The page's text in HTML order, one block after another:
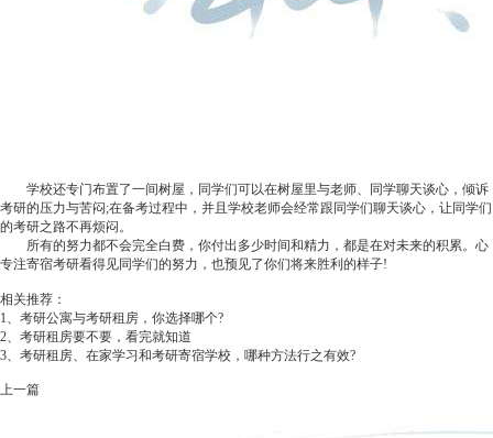
学校还专门布置了一间树屋，同学们可以在树屋里与老师、同学聊天谈心，倾诉
考研的压力与苦闷;在备考过程中，并且学校老师会经常跟同学们聊天谈心，让同学们
的考研之路不再烦闷。
所有的努力都不会完全白费，你付出多少时间和精力，都是在对未来的积累。心
专注寄宿考研看得见同学们的努力，也预见了你们将来胜利的样子!
相关推荐：
1、 考研公寓与考研租房，你选择哪个?
2、 考研租房要不要，看完就知道
3、 考研租房、在家学习和考研寄宿学校，哪种方法行之有效?
上一篇